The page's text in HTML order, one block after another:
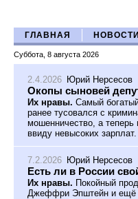
ГЛАВНАЯ НОВОСТИ
Суббота, 8 августа 2026
2.4.2026 Юрий Нерсесов
Окопы сыновей
Их нравы. Самый
ранее тусовался с
мошенничество, а
ввиду невысоких зарплат.
7.2.2026 Юрий Нерсесов
Есть ли в России
Их нравы. Покойный
Джеффри Эпштейн и ещё